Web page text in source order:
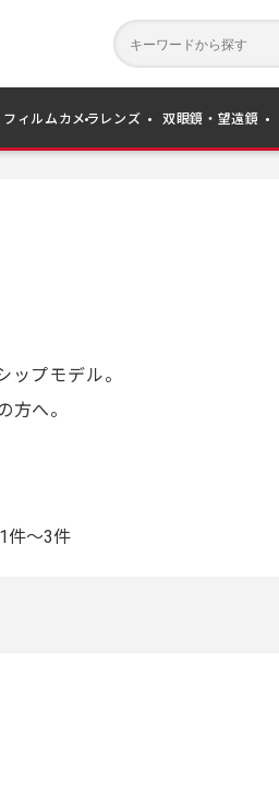
フィルムカメラ レンズ 双眼鏡・望遠鏡
プモデル。
方へ。
1件～3件